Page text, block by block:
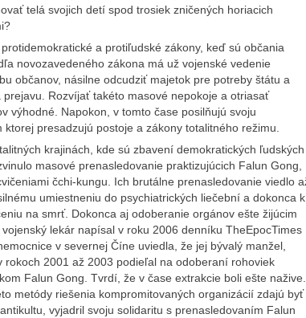
telá svojich detí spod trosiek zničených horiacich
a protiľudské zákony, keď sú občania
novozavedeného zákona má už vojenské vedenie
občanov, násilne odcudziť majetok pre potreby štátu a
Rozvíjať takéto masové nepokoje a otriasať
výhodné. Napokon, v tomto čase posilňujú svoju
presadzujú postoje a zákony totalitného režimu.
krajinách, kde sú zbavení demokratických ľudských
masové prenasledovanie praktizujúcich Falun Gong,
čchi-kungu. Ich brutálne prenasledovanie viedlo
umiestneniu do psychiatrických liečební a dokonca k
na smrť. Dokonca aj odoberanie orgánov ešte žijúcim
lekár napísal v roku 2006 denníku TheEpocTimes
v severnej Číne uviedla, že jej bývalý manžel,
rokoch 2001 až 2003 podieľal na odoberaní rohoviek
Falun Gong. Tvrdí, že v čase extrakcie boli ešte nažive.
metódy riešenia kompromitovaných organizácií zdajú byť
vyjadril svoju solidaritu s prenasledovaním Falun